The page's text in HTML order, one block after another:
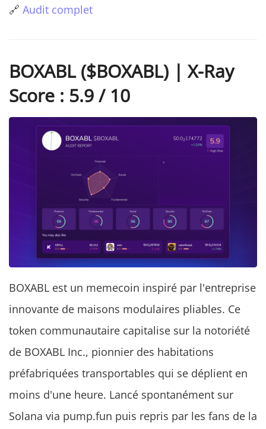
🔗 Audit complet
BOXABL ($BOXABL) | X-Ray
Score : 5.9 / 10
BOXABL est un memecoin inspiré par l'entreprise
innovante de maisons modulaires pliables. Ce
token communautaire capitalise sur la notoriété
de BOXABL Inc., pionnier des habitations
préfabriquées transportables qui se déplient en
moins d'une heure. Lancé spontanément sur
Solana via pump.fun puis repris par les fans de la